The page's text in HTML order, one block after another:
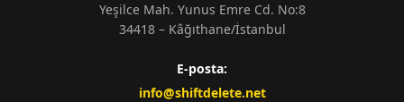
Yeşilce Mah. Yunus Emre Cd. No:8
34418 – Kâğıthane/İstanbul
E-posta:
info@shiftdelete.net